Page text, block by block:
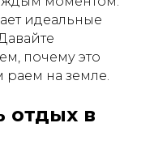
идеальные
почему это
раем на земле.
отдых в